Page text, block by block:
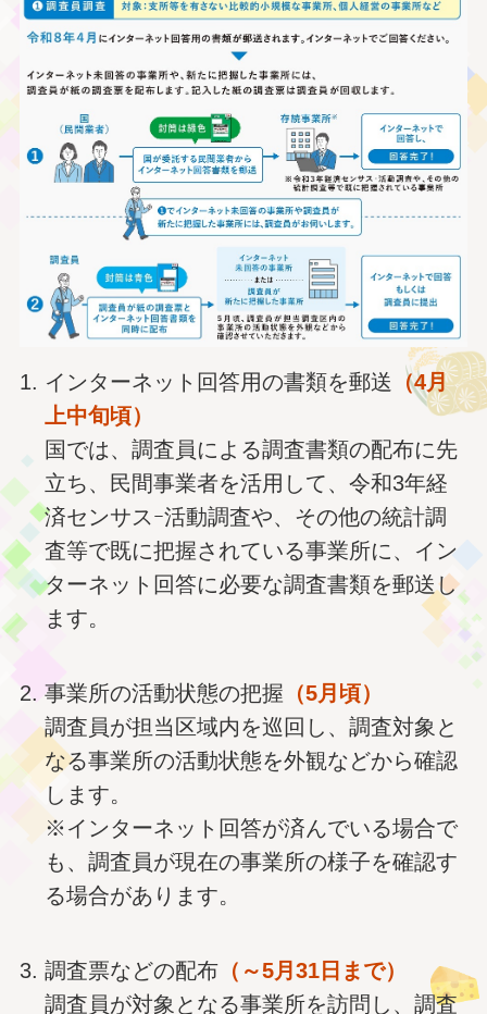
インターネット回答用の書類を郵送
（4月
上中旬頃）
国では、調査員による調査書類の配布に先
立ち、民間事業者を活用して、令和3年経
済センサスｰ活動調査や、その他の統計調
査等で既に把握されている事業所に、イン
ターネット回答に必要な調査書類を郵送し
ます。
事業所の活動状態の把握 （5月頃）
調査員が担当区域内を巡回し、調査対象と
なる事業所の活動状態を外観などから確認
します。
※インターネット回答が済んでいる場合で
も、調査員が現在の事業所の様子を確認す
る場合があります。
調査票などの配布 （～5月31日まで）
調査員が対象となる事業所を訪問し、調査